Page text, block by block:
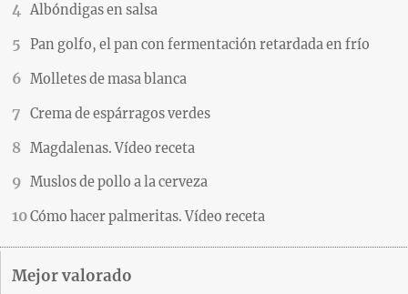
Albóndigas en salsa
Pan golfo, el pan con fermentación retardada en frío
Molletes de masa blanca
Crema de espárragos verdes
Magdalenas. Vídeo receta
Muslos de pollo a la cerveza
Cómo hacer palmeritas. Vídeo receta
Mejor valorado